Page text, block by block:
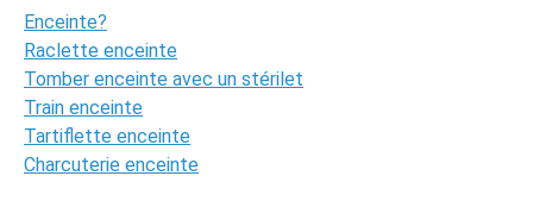
Enceinte?
Raclette enceinte
Tomber enceinte avec un stérilet
Train enceinte
Tartiflette enceinte
Charcuterie enceinte